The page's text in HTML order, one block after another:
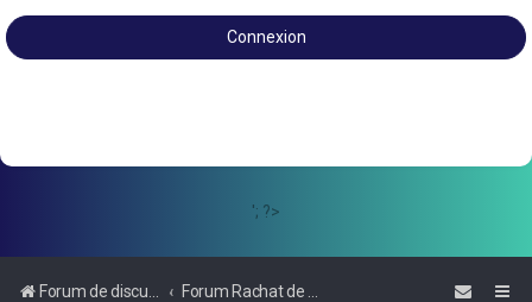
'; ?>
Forum de discussions sur le Regroupement de Crédits et le Rachat de Crédits